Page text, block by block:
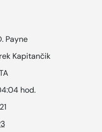
Payne
Kapitančik
hod.